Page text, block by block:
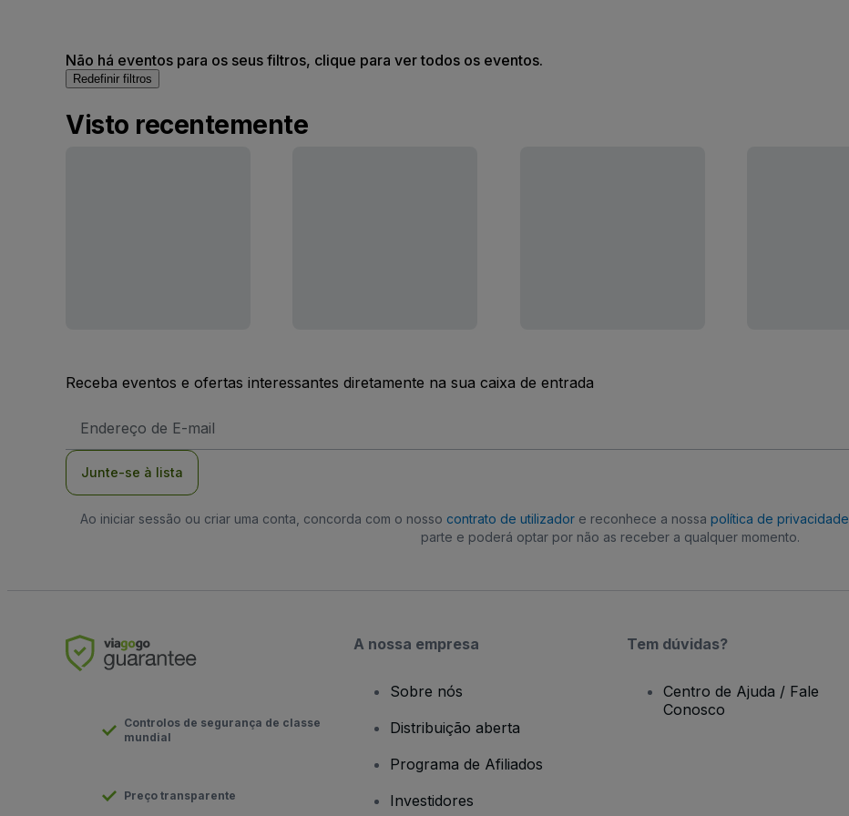
Não há eventos para os seus filtros, clique para ver todos os eventos.
Redefinir filtros
Visto recentemente
Receba eventos e ofertas interessantes diretamente na sua caixa de entrada
de
Junte-se à lista
Ao iniciar sessão ou criar uma conta, concorda com o nosso contrato de utilizador e reconhece a nossa política de privacidade
parte e poderá optar por não as receber a qualquer momento.
Controlos de segurança de classe
mundial
Preço transparente
A nossa empresa
Sobre nós
Distribuição aberta
Programa de Afiliados
Investidores
Tem dúvidas?
Centro de Ajuda / Fale
Conosco